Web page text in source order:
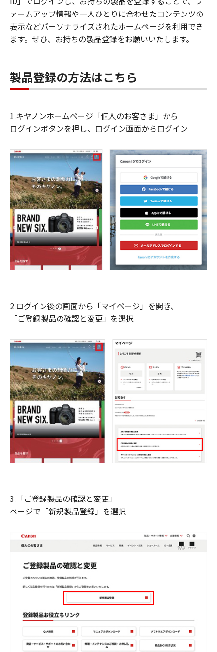
ァームアップ情報や一人ひとりに合わせたコンテンツの
表示などパーソナライズされたホームページを利用でき
ます。ぜひ、お持ちの製品登録をお願いいたします。
製品登録の方法はこちら
1.キヤノンホームページ「個人のお客さま」から
ログインボタンを押し、ログイン画面からログイン
2.ログイン後の画面から「マイページ」を開き、
「ご登録製品の確認と変更」を選択
3.「ご登録製品の確認と変更」
ページで「新規製品登録」を選択